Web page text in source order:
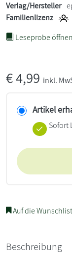
Verlag/Hersteller
Familienlizenz
Leseprobe öffnen
€4,99 inkl.
Artikel
Sofort
Auf die
Beschreibung